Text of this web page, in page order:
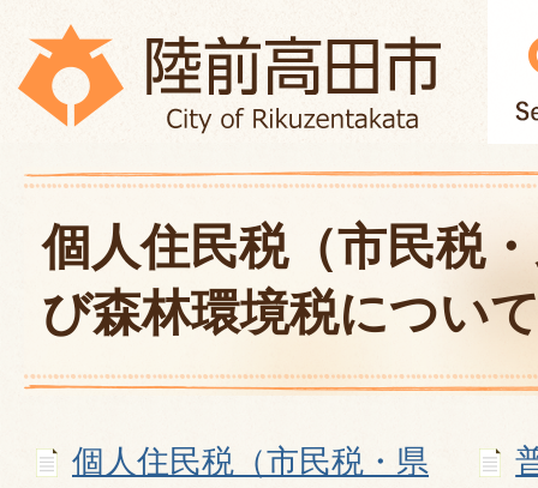
個人住民税（市民税
び森林環境税につい
個人住民税（市民税・県